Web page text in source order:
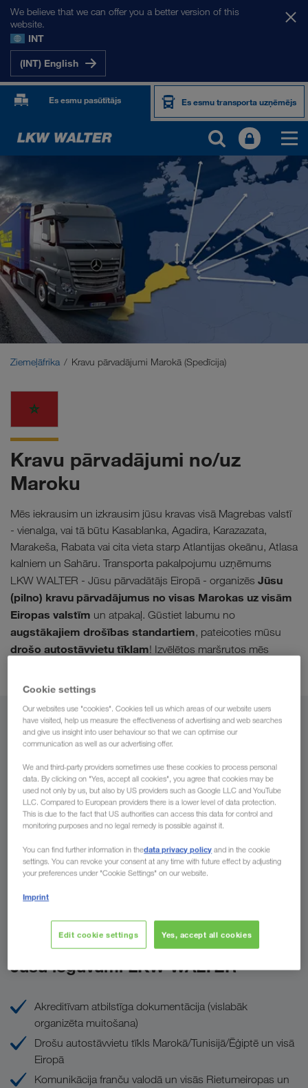
We believe that we can offer you a better version of this
website.
INT
(INT) English
Es esmu pasūtītājs Es esmu transporta uzņēmējs
MŪSU TIRGI
Eiropa
Centrālāzija
Krievija
Tuvie Austrumi
Ziemeļāfrika Kravu pārvadājumi Marokā (Spedīcija)
Kravu pārvadājumi no/uz
Maroku
Mēs iekrausim un izkrausim jūsu kravas visā Magrebas valstī
- vienalga, vai tā būtu Kasablanka, Agadira, Karazazata,
Marakeša, Rabata vai cita vieta starp Atlantijas okeānu, Atlasa
kalniem un Sahāru. Transporta pakalpojumu uzņēmums
LKW WALTER - Jūsu pārvadātājs Eiropā - organizēs Jūsu
(pilno) kravu pārvadājumus no visas Marokas uz visām
Eiropas valstīm un atpakaļ. Gūstiet labumu no
augstākajiem drošības standartiem, pateicoties mūsu
drošo autostāvvietu tīklam! Izvēlētos maršrutos mēs
No
Uz
Valsts
Pieprasīt tūlīt
Jūsu ieguvumi LKW WALTER
Akreditīvam atbilstīga dokumentācija (vislabāk
organizēta muitošana)
Drošu autostāvvietu tīkls Marokā/Tunisijā/Ēģiptē un visā
Eiropā
Komunikācija franču valodā un visās Rietumeiropas un
Cookie settings
Our websites use "cookies". Cookies tell us which areas of our website users
have visited, help us measure the effectiveness of advertising and web searches
and give us insight into user behaviour so that we can optimise our
communication as well as our advertising offer.
We and third-party providers sometimes use these cookies to process personal
data. By clicking on "Yes, accept all cookies", you agree that cookies may be
used not only by us, but also by US providers such as Google LLC and YouTube
LLC. Compared to European providers there is a lower level of data protection.
This is due to the fact that US authorities can access this data for control and
monitoring purposes and no legal remedy is possible against it.
You can find further information in thedata privacy policy and in the cookie
settings. You can revoke your consent at any time with future effect by adjusting
your preferences under "Cookie Settings" on our website.
Imprint
Edit cookie settings Yes, accept all cookies